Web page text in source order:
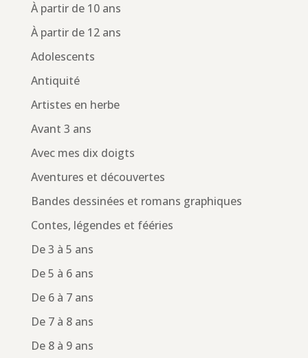
À partir de 10 ans
À partir de 12 ans
Adolescents
Antiquité
Artistes en herbe
Avant 3 ans
Avec mes dix doigts
Aventures et découvertes
Bandes dessinées et romans graphiques
Contes, légendes et fééries
De 3 à 5 ans
De 5 à 6 ans
De 6 à 7 ans
De 7 à 8 ans
De 8 à 9 ans